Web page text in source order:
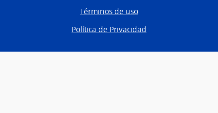
Términos de uso
Política de Privacidad